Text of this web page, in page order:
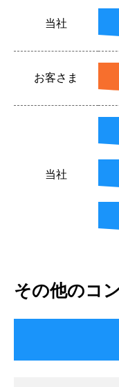
当社
お客さま
当社
その他のコ